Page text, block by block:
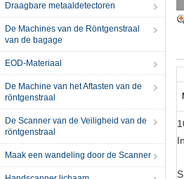
Draagbare metaaldetectoren
De Machines van de Röntgenstraal
van de bagage
EOD-Materiaal
De Machine van het Aftasten van de
röntgenstraal
De Scanner van de Veiligheid van de
röntgenstraal
Maak een wandeling door de Scanner